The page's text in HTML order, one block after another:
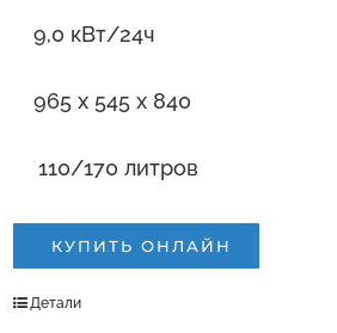
9,0 кВт/24ч
965 x 545 x 840
110/170 литров
КУПИТЬ ОНЛАЙН
Детали